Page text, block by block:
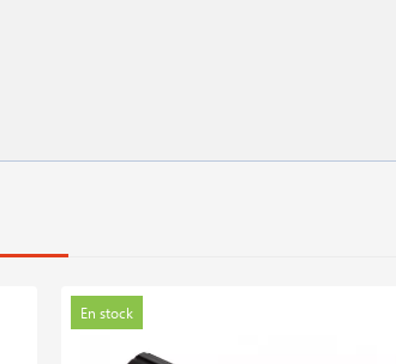
En stock